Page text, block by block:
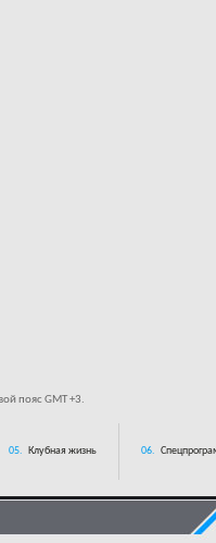
пояс GMT +3.
05. Клубная жизнь 06.